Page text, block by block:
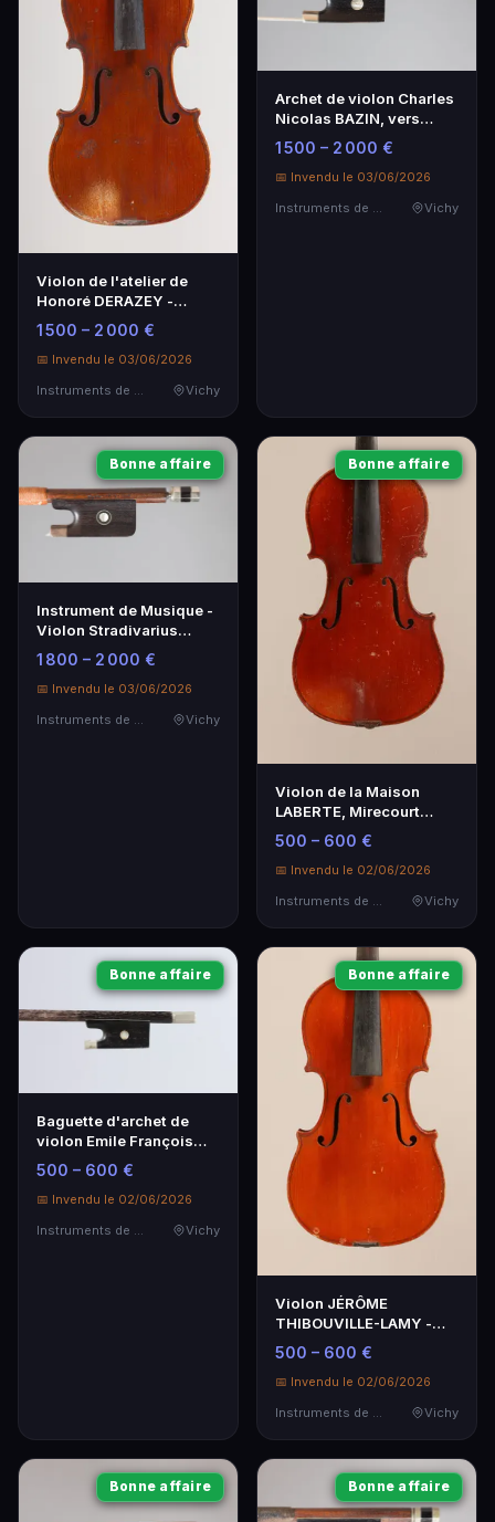
Violon de l'atelier de
Honoré DERAZEY -
Mirecourt
1 500 – 2 000 €
📅 Invendu le 03/06/2026
Vichy
Archet de violon Charles
Nicolas BAZIN, vers
1890, exceptionnel état
1 500 – 2 000 €
📅 Invendu le 03/06/2026
Instruments de Musique
Vichy
Bonne affaire
Instrument de Musique -
Violon Stradivarius
Réplique de Haute
Qualité
1 800 – 2 000 €
📅 Invendu le 03/06/2026
Vichy
Bonne affaire
Violon de la Maison
LABERTE, Mirecourt
1930 - Instrument de
Musique
500 – 600 €
📅 Invendu le 02/06/2026
Instruments de Musique
Vichy
Bonne affaire
Baguette d'archet de
violon Emile François
OUCHARD - Artisanat
d'exception
500 – 600 €
📅 Invendu le 02/06/2026
Instruments de Musique
Vichy
Bonne affaire
Violon JÉRÔME
THIBOUVILLE-LAMY -
Artisanat de Mirecourt
500 – 600 €
📅 Invendu le 02/06/2026
Vichy
Bonne affaire Bonne affaire